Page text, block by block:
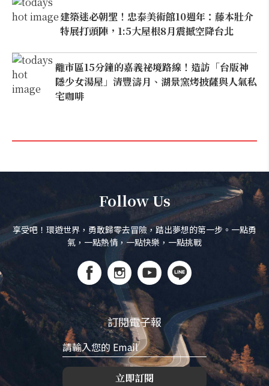
建築迷必朝聖！忠泰美術館10週年：藤本壯介
特展打頭陣，1:5大屋根8月震撼空降台北
離市區15分鐘的嘉義祕境路線！造訪「台版神
隱少女湯屋」清豐濤月、湖景窯烤披薩與人氣私
宅咖啡
Follow Us
享受吧！環遊世界，勇敢歸零去冒險，踏出夢想的第一步。一點勇
氣，一點熱情，一點快樂，一點挑戰
訂閱電子報
立即訂閱